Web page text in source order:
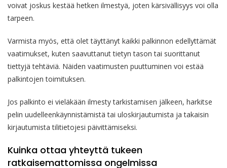
voivat joskus kestää hetken ilmestyä, joten kärsivällisyys voi olla
tarpeen.
Varmista myös, että olet täyttänyt kaikki palkinnon edellyttämät
vaatimukset, kuten saavuttanut tietyn tason tai suorittanut
tiettyjä tehtäviä. Näiden vaatimusten puuttuminen voi estää
palkintojen toimituksen.
Jos palkinto ei vieläkään ilmesty tarkistamisen jälkeen, harkitse
pelin uudelleenkäynnistämistä tai uloskirjautumista ja takaisin
kirjautumista tilitietojesi päivittämiseksi.
Kuinka ottaa yhteyttä tukeen
ratkaisemattomissa ongelmissa